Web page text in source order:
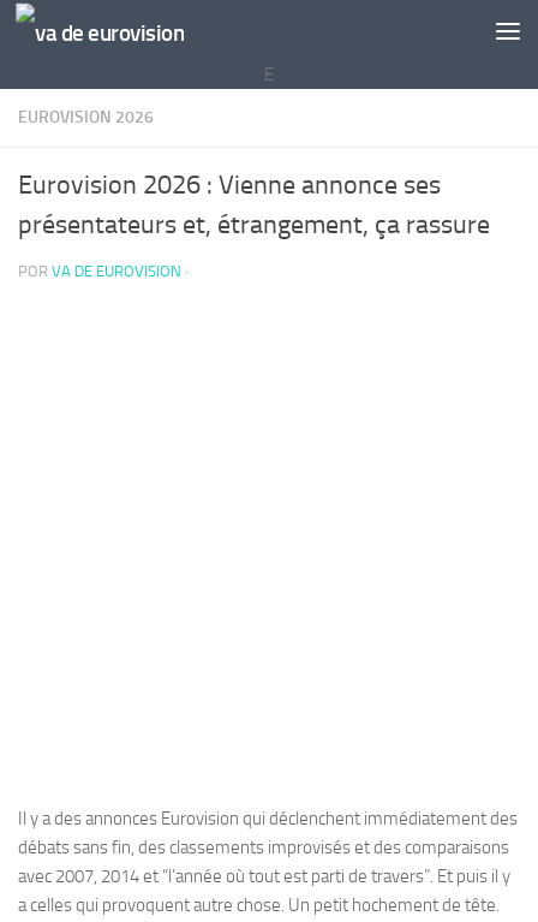
Saltar al contenido
E
EUROVISION 2026
Eurovision 2026 : Vienne annonce ses
présentateurs et, étrangement, ça rassure
POR VA DE EUROVISION ·
Il y a des annonces Eurovision qui déclenchent immédiatement des
débats sans fin, des classements improvisés et des comparaisons
avec 2007, 2014 et “l’année où tout est parti de travers”. Et puis il y
a celles qui provoquent autre chose. Un petit hochement de tête.